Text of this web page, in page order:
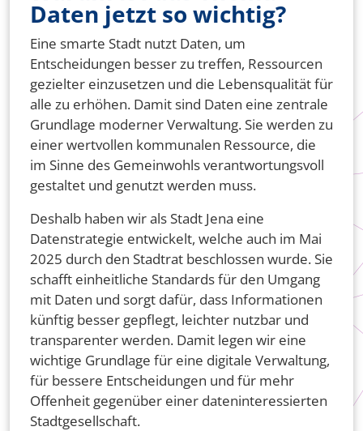
Daten jetzt so wichtig?
Eine smarte Stadt nutzt Daten, um
Entscheidungen besser zu treffen, Ressourcen
gezielter einzusetzen und die Lebensqualität für
alle zu erhöhen. Damit sind Daten eine zentrale
Grundlage moderner Verwaltung. Sie werden zu
einer wertvollen kommunalen Ressource, die
im Sinne des Gemeinwohls verantwortungsvoll
gestaltet und genutzt werden muss.
Deshalb haben wir als Stadt Jena eine
Datenstrategie entwickelt, welche auch im Mai
2025 durch den Stadtrat beschlossen wurde. Sie
schafft einheitliche Standards für den Umgang
mit Daten und sorgt dafür, dass Informationen
künftig besser gepflegt, leichter nutzbar und
transparenter werden. Damit legen wir eine
wichtige Grundlage für eine digitale Verwaltung,
für bessere Entscheidungen und für mehr
Offenheit gegenüber einer dateninteressierten
Stadtgesellschaft.